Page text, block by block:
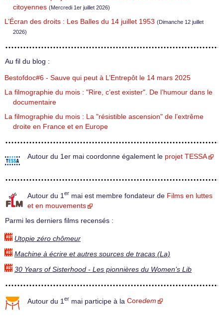
citoyennes (Mercredi 1er juillet 2026)
L’Écran des droits : Les Balles du 14 juillet 1953 (Dimanche 12 juillet
2026)
Au fil du blog :
Bestofdoc#6 - Sauve qui peut à L’Entrepôt le 14 mars 2025
La filmographie du mois : "Rire, c’est exister". De l’humour dans le
documentaire
La filmographie du mois : La "résistible ascension" de l’extrême
droite en France et en Europe
Autour du 1er mai coordonne également le projet TESSA
Autour du 1 er mai est membre fondateur de Films en luttes
et en mouvements
Parmi les derniers films recensés :
Utopie zéro chômeur
Machine à écrire et autres sources de tracas (La)
30 Years of Sisterhood - Les pionnières du Women’s Lib
Autour du 1 er mai participe à la Coredem